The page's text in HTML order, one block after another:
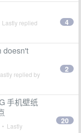
Lastly replied
4
doesn't
replied by
2
手机壁纸
• Lastly
20